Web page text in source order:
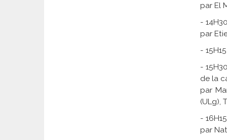
par El
-
par
-
-
de la
par
(ULg),
-
par